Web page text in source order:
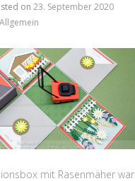
on 23. September 2020
Allgemein
mit Rasenmäher war